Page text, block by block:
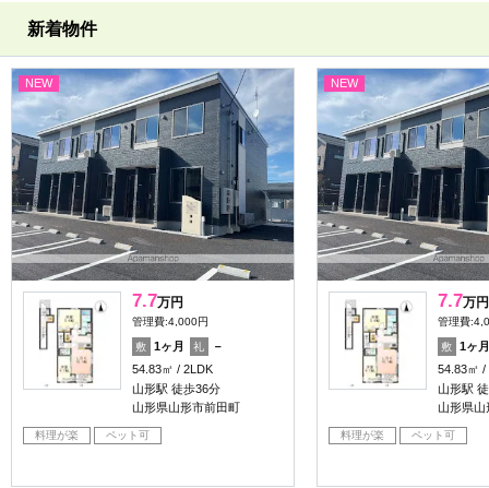
新着物件
NEW
7.7万円
管理費:4,000円
敷 1ヶ月 礼
－
54.83㎡
2LDK
山形駅 徒歩36分
山形県山形市前田町
料理が楽 ペット可
NEW
7.7万円
管理費
敷
1ヶ月
54.83㎡
山形駅
山形県山
料理が楽 ペット可